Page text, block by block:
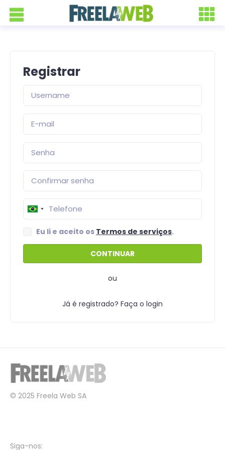
Registrar
Eu li e aceito os Termos de serviços.
ou
Já é registrado? Faça o login
© 2025 Freela Web SA
Siga-nos: